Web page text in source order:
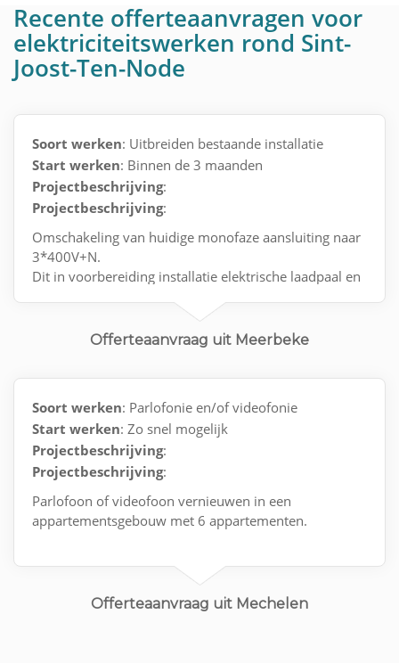
Recente offerteaanvragen voor
elektriciteitswerken rond Sint-
Joost-Ten-Node
Soort werken: Uitbreiden bestaande installatie
Start werken: Binnen de 3 maanden
Projectbeschrijving:
Projectbeschrijving:
Omschakeling van huidige monofaze aansluiting naar
3*400V+N.
Dit in voorbereiding installatie elektrische laadpaal en
Offerteaanvraag uit Meerbeke
Soort werken: Parlofonie en/of videofonie
Start werken: Zo snel mogelijk
Projectbeschrijving:
Projectbeschrijving:
Parlofoon of videofoon vernieuwen in een
appartementsgebouw met 6 appartementen.
Offerteaanvraag uit Mechelen